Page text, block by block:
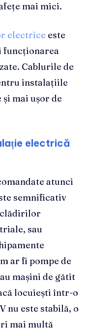
mai mici.
electrice este
funcționarea
Cablurile de
instalațiile
mai ușor de
electrică
atunci
semnificativ
clădirilor
sau
ar fi pompe de
mașini de gătit
locuiești într-o
nu este stabilă, o
mai multă